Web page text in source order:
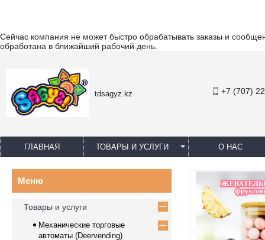
Сейчас компания не может быстро обрабатывать заказы и
обработана в ближайший рабочий день.
tdsagyz.kz +7 (707)
ГЛАВНАЯ ТОВАРЫ И УСЛУГИ О НАС
Товары и услуги
Механические торговые
автоматы (Deervending)